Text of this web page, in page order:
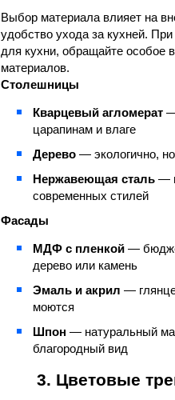
Выбор материала влияет на
удобство ухода за кухней.
для кухни, обращайте особое
материалов.
Столешницы
Кварцевый агломерат —
царапинам и влаге
Дерево — экологично,
Нержавеющая сталь —
современных стилей
Фасады
МДФ с пленкой —
дерево или камень
Эмаль и акрил —
моются
Шпон — натуральный
благородный вид
3. Цветовые